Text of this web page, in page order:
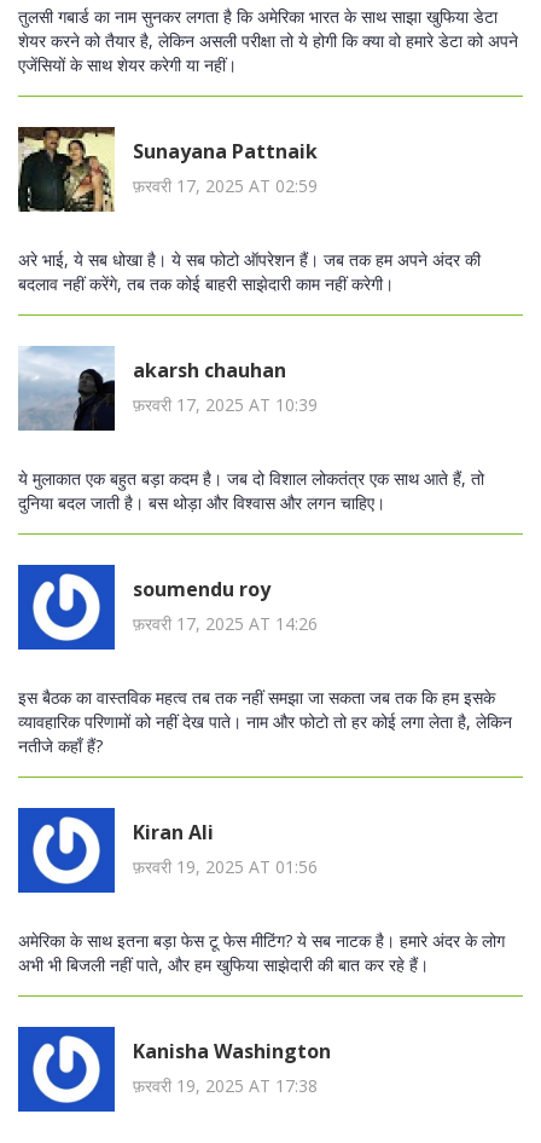
तुलसी गबार्ड का नाम सुनकर लगता है कि अमेरिका भारत के साथ साझा खुफिया डेटा
शेयर करने को तैयार है, लेकिन असली परीक्षा तो ये होगी कि क्या वो हमारे डेटा को अपने
एजेंसियों के साथ शेयर करेगी या नहीं।
Sunayana Pattnaik
फ़रवरी 17, 2025 AT 02:59
अरे भाई, ये सब धोखा है। ये सब फोटो ऑपरेशन हैं। जब तक हम अपने अंदर की
बदलाव नहीं करेंगे, तब तक कोई बाहरी साझेदारी काम नहीं करेगी।
akarsh chauhan
फ़रवरी 17, 2025 AT 10:39
ये मुलाकात एक बहुत बड़ा कदम है। जब दो विशाल लोकतंत्र एक साथ आते हैं, तो
दुनिया बदल जाती है। बस थोड़ा और विश्वास और लगन चाहिए।
soumendu roy
फ़रवरी 17, 2025 AT 14:26
इस बैठक का वास्तविक महत्व तब तक नहीं समझा जा सकता जब तक कि हम इसके
व्यावहारिक परिणामों को नहीं देख पाते। नाम और फोटो तो हर कोई लगा लेता है, लेकिन
नतीजे कहाँ हैं?
Kiran Ali
फ़रवरी 19, 2025 AT 01:56
अमेरिका के साथ इतना बड़ा फेस टू फेस मीटिंग? ये सब नाटक है। हमारे अंदर के लोग
अभी भी बिजली नहीं पाते, और हम खुफिया साझेदारी की बात कर रहे हैं।
Kanisha Washington
फ़रवरी 19, 2025 AT 17:38